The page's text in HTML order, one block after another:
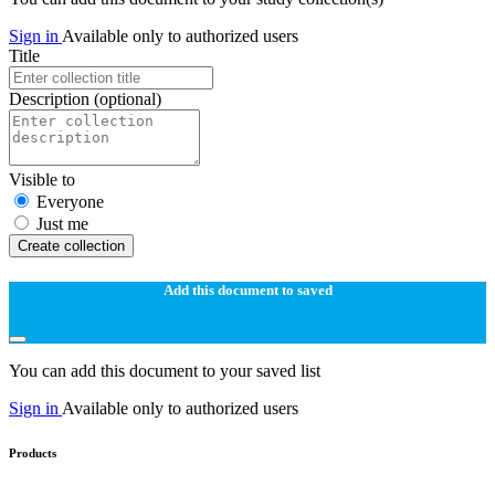
Sign in Available only to authorized users
Title
Description (optional)
Visible to
Everyone
Just me
Create collection
Add this document to saved
You can add this document to your saved list
Sign in Available only to authorized users
Products